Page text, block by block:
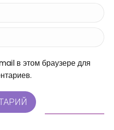
в этом браузере для